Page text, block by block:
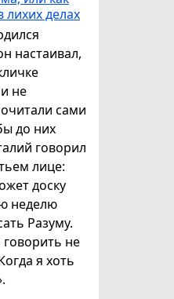
лихих делах
настаивал,
не
сами
до них
говорил
лице:
доску
неделю
Разуму.
не
я хоть